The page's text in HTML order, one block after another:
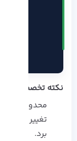
نکته تخصصی:
تغییر پورت
برد.